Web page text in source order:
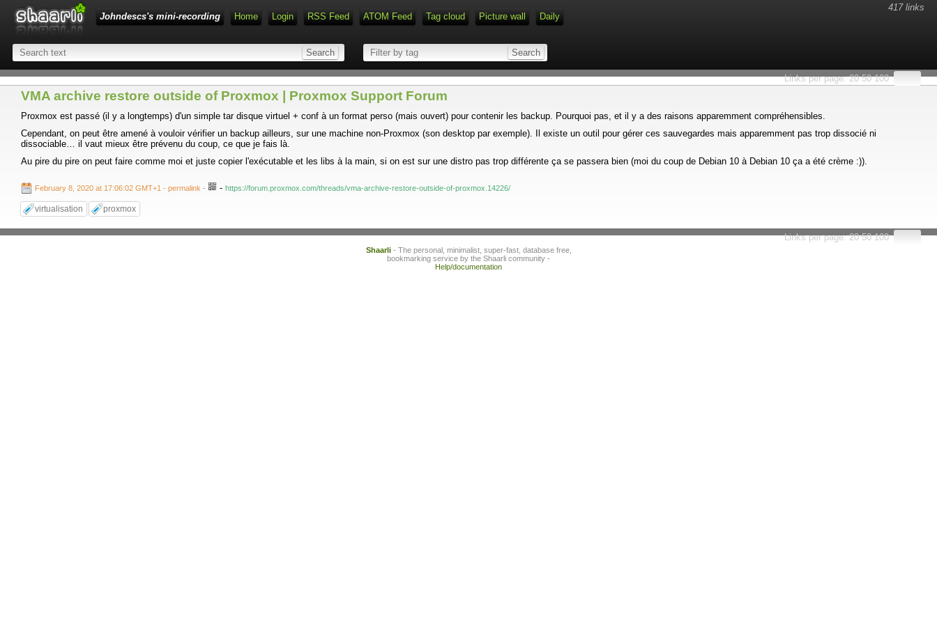
417 links
Johndescs's mini-recording
Home Login RSS Feed ATOM Feed Tag cloud Picture wall Daily
Type 1 or more characters for results.
Links per page:20 50 100
VMA archive restore outside of Proxmox | Proxmox Support Forum
Proxmox est passé (il y a longtemps) d'un simple tar disque virtuel + conf à un format perso (mais ouvert) pour contenir les backup. Pourquoi pas, et il y a des raisons apparemment compréhensibles.
Cependant, on peut être amené à vouloir vérifier un backup ailleurs, sur une machine non-Proxmox (son desktop par exemple). Il existe un outil pour gérer ces sauvegardes mais apparemment pas trop dissocié ni
dissociable… il vaut mieux être prévenu du coup, ce que je fais là.
Au pire du pire on peut faire comme moi et juste copier l'exécutable et les libs à la main, si on est sur une distro pas trop différente ça se passera bien (moi du coup de Debian 10 à Debian 10 ça a été crème :)).
February 8, 2020 at 17:06:02 GMT+1 - permalink - - https://forum.proxmox.com/threads/vma-archive-restore-outside-of-proxmox.14226/
virtualisation proxmox
Links per page:20 50 100
Shaarli- The personal, minimalist, super-fast, database free,
bookmarking service by the Shaarli community -
Help/documentation